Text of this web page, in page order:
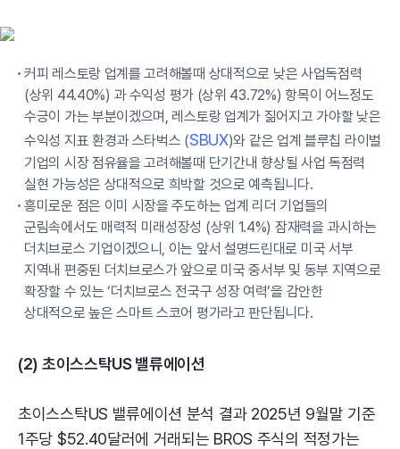
커피 레스토랑 업계를 고려해볼때 상대적으로 낮은 사업독점력
(상위 44.40%) 과 수익성 평가 (상위 43.72%) 항목이 어느정도
수긍이 가는 부분이겠으며, 레스토랑 업계가 짊어지고 가야할 낮은
수익성 지표 환경과 스타벅스 (SBUX)와 같은 업계 블루칩 라이벌
기업의 시장 점유율을 고려해볼때 단기간내 향상될 사업 독점력
실현 가능성은 상대적으로 희박할 것으로 예측됩니다.
흥미로운 점은 이미 시장을 주도하는 업계 리더 기업들의
군림속에서도 매력적 미래성장성 (상위 1.4%) 잠재력을 과시하는
더치브로스 기업이겠으니, 이는 앞서 설명드린대로 미국 서부
지역내 편중된 더치브로스가 앞으로 미국 중서부 및 동부 지역으로
확장할 수 있는 ‘더치브로스 전국구 성장 여력’을 감안한
상대적으로 높은 스마트 스코어 평가라고 판단됩니다.
(2) 초이스스탁US 밸류에이션
초이스스탁US 밸류에이션 분석 결과 2025년 9월말 기준
1주당 $52.40달러에 거래되는 BROS 주식의 적정가는